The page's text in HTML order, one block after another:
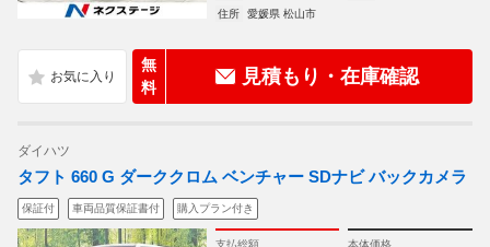
住所
愛媛県 松山市
無
料
見積もり・在庫確認
ダイハツ
タフト 660 G ダーククロム ベンチャー SDナビ バックカメラ
保証付 車両品質保証書付 購入プラン付き
支払総額 本体価格